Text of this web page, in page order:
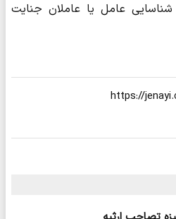
شناسایی عامل یا عاملان جنایت